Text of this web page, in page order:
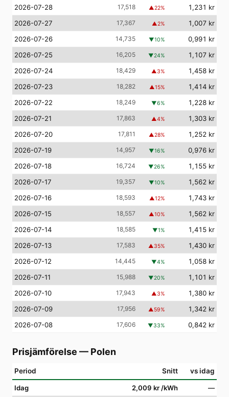
2026-07-28
17,518 ▲22%
1,231 kr
2026-07-27
17,367 ▲2%
1,007 kr
2026-07-26
14,735 ▼10%
0,991 kr
2026-07-25
16,205 ▼24%
1,107 kr
2026-07-24
18,429 ▲3%
1,458 kr
2026-07-23
18,282 ▲15%
1,414 kr
2026-07-22
18,249 ▼6%
1,228 kr
2026-07-21
17,863 ▲4%
1,303 kr
2026-07-20
17,811 ▲28%
1,252 kr
2026-07-19
14,957 ▼16%
0,976 kr
2026-07-18
16,724 ▼26%
1,155 kr
2026-07-17
19,357 ▼10%
1,562 kr
2026-07-16
18,593 ▲12%
1,743 kr
2026-07-15
18,557 ▲10%
1,562 kr
2026-07-14
18,585 ▼1%
1,415 kr
2026-07-13
17,583 ▲35%
1,430 kr
2026-07-12
14,445 ▼4%
1,058 kr
2026-07-11
15,988 ▼20%
1,101 kr
2026-07-10
17,943 ▲3%
1,380 kr
2026-07-09
17,956 ▲59%
1,342 kr
2026-07-08
17,606 ▼33% 0,842 kr
Prisjämförelse — Polen
Period Snitt vs idag
Idag 2,009 kr /kWh —